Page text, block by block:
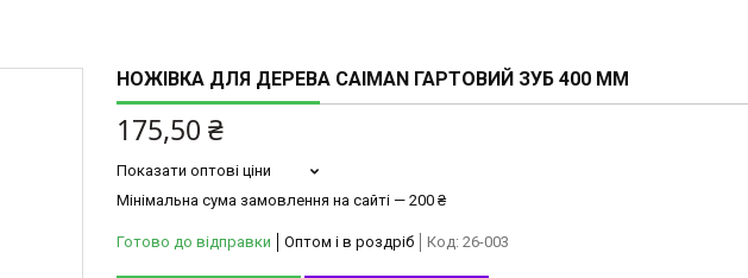
НОЖІВКА ДЛЯ ДЕРЕВА CAIMAN ГАРТОВИЙ ЗУБ 400 ММ
175,50 ₴
Показати оптові ціни
Мінімальна сума замовлення на сайті — 200 ₴
Готово до відправки Оптом і в роздріб Код: 26-003